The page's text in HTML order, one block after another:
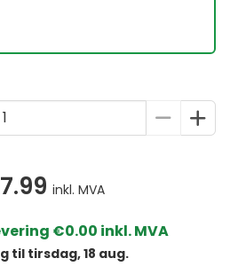
inkl. MVA
€0.00 inkl. MVA
til tirsdag, 18 aug.